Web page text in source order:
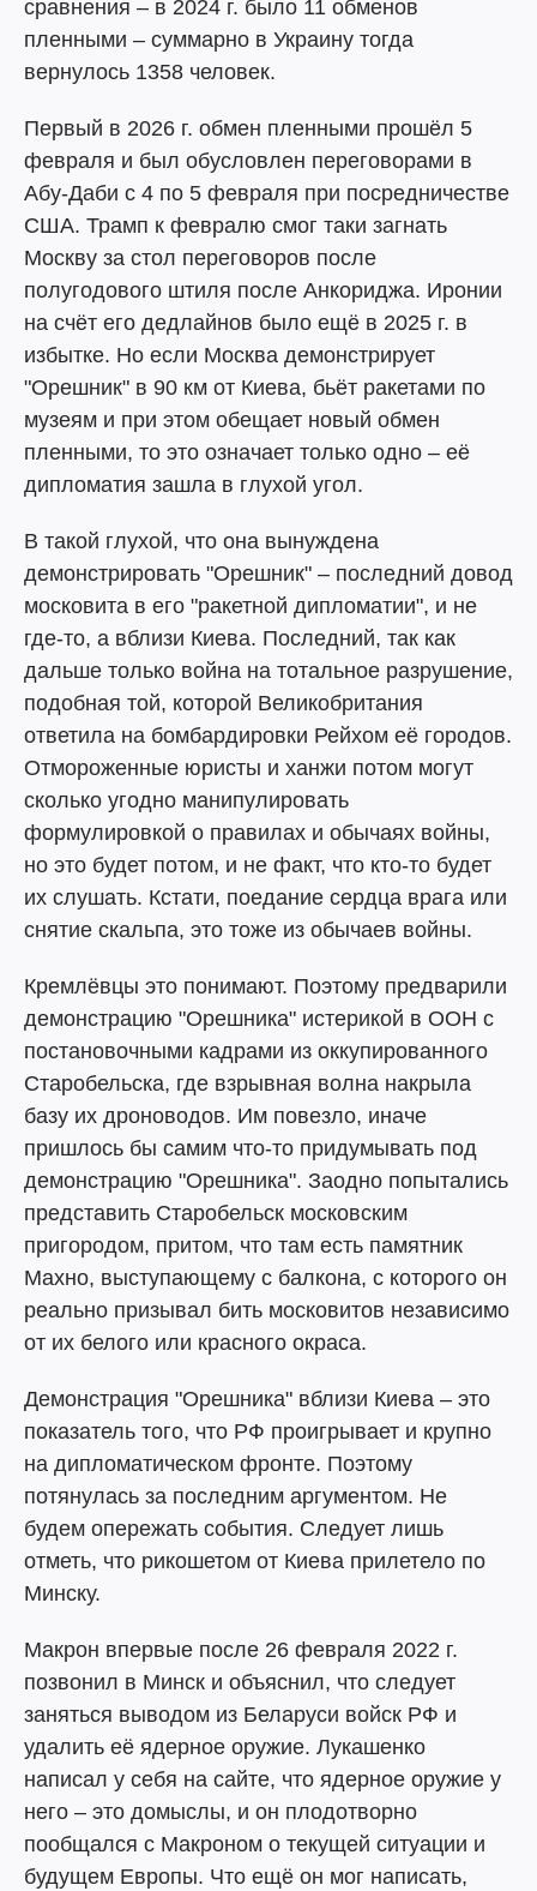
сравнения – в 2024 г. было 11 обменов
пленными – суммарно в Украину тогда
вернулось 1358 человек.
Первый в 2026 г. обмен пленными прошёл 5
февраля и был обусловлен переговорами в
Абу-Даби с 4 по 5 февраля при посредничестве
США. Трамп к февралю смог таки загнать
Москву за стол переговоров после
полугодового штиля после Анкориджа. Иронии
на счёт его дедлайнов было ещё в 2025 г. в
избытке. Но если Москва демонстрирует
"Орешник" в 90 км от Киева, бьёт ракетами по
музеям и при этом обещает новый обмен
пленными, то это означает только одно – её
дипломатия зашла в глухой угол.
В такой глухой, что она вынуждена
демонстрировать "Орешник" – последний довод
московита в его "ракетной дипломатии", и не
где-то, а вблизи Киева. Последний, так как
дальше только война на тотальное разрушение,
подобная той, которой Великобритания
ответила на бомбардировки Рейхом её городов.
Отмороженные юристы и ханжи потом могут
сколько угодно манипулировать
формулировкой о правилах и обычаях войны,
но это будет потом, и не факт, что кто-то будет
их слушать. Кстати, поедание сердца врага или
снятие скальпа, это тоже из обычаев войны.
Кремлёвцы это понимают. Поэтому предварили
демонстрацию "Орешника" истерикой в ООН с
постановочными кадрами из оккупированного
Старобельска, где взрывная волна накрыла
базу их дроноводов. Им повезло, иначе
пришлось бы самим что-то придумывать под
демонстрацию "Орешника". Заодно попытались
представить Старобельск московским
пригородом, притом, что там есть памятник
Махно, выступающему с балкона, с которого он
реально призывал бить московитов независимо
от их белого или красного окраса.
Демонстрация "Орешника" вблизи Киева – это
показатель того, что РФ проигрывает и крупно
на дипломатическом фронте. Поэтому
потянулась за последним аргументом. Не
будем опережать события. Следует лишь
отметь, что рикошетом от Киева прилетело по
Минску.
Макрон впервые после 26 февраля 2022 г.
позвонил в Минск и объяснил, что следует
заняться выводом из Беларуси войск РФ и
удалить её ядерное оружие. Лукашенко
написал у себя на сайте, что ядерное оружие у
него – это домыслы, и он плодотворно
пообщался с Макроном о текущей ситуации и
будущем Европы. Что ещё он мог написать,